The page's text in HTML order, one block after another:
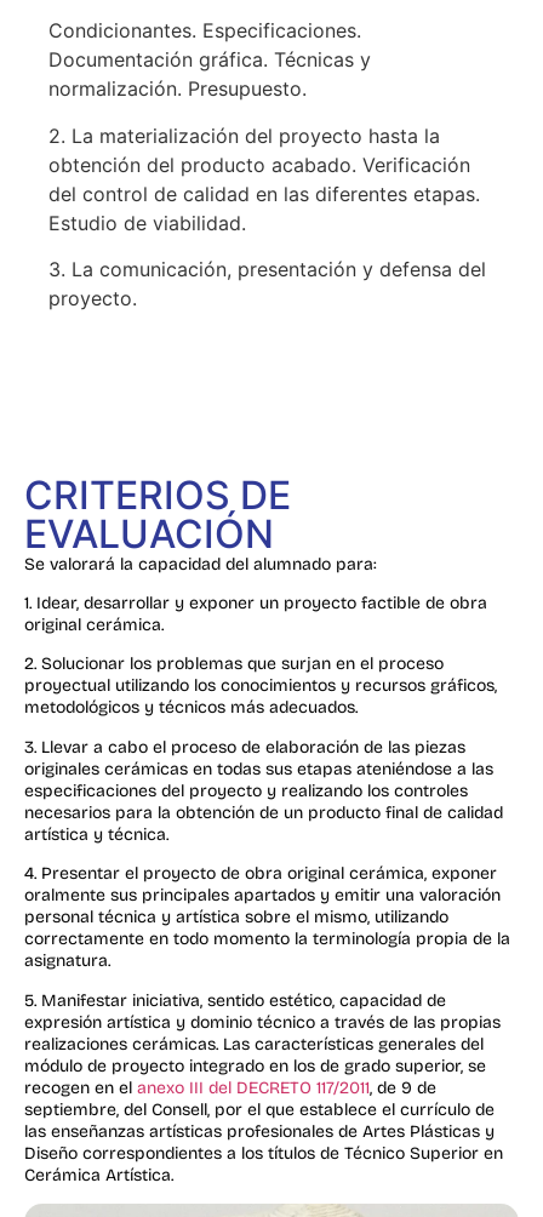
Condicionantes. Especificaciones.
Documentación gráfica. Técnicas y
normalización. Presupuesto.
2. La materialización del proyecto hasta la
obtención del producto acabado. Verificación
del control de calidad en las diferentes etapas.
Estudio de viabilidad.
3. La comunicación, presentación y defensa del
proyecto.
CRITERIOS DE
EVALUACIÓN
Se valorará la capacidad del alumnado para:
1. Idear, desarrollar y exponer un proyecto factible de obra
original cerámica.
2. Solucionar los problemas que surjan en el proceso
proyectual utilizando los conocimientos y recursos gráficos,
metodológicos y técnicos más adecuados.
3. Llevar a cabo el proceso de elaboración de las piezas
originales cerámicas en todas sus etapas ateniéndose a las
especificaciones del proyecto y realizando los controles
necesarios para la obtención de un producto final de calidad
artística y técnica.
4. Presentar el proyecto de obra original cerámica, exponer
oralmente sus principales apartados y emitir una valoración
personal técnica y artística sobre el mismo, utilizando
correctamente en todo momento la terminología propia de la
asignatura.
5. Manifestar iniciativa, sentido estético, capacidad de
expresión artística y dominio técnico a través de las propias
realizaciones cerámicas. Las características generales del
módulo de proyecto integrado en los de grado superior, se
recogen en el anexo III del DECRETO 117/2011, de 9 de
septiembre, del Consell, por el que establece el currículo de
las enseñanzas artísticas profesionales de Artes Plásticas y
Diseño correspondientes a los títulos de Técnico Superior en
Cerámica Artística.